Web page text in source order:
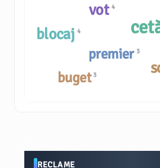
buget 3
premier 3
vot4
blocaj4
RECLAME